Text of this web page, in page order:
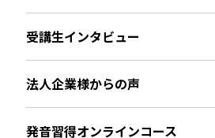
受講生インタビュー
法人企業様からの声
発音習得オンラインコース